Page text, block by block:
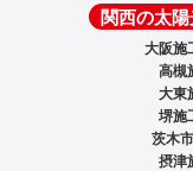
関西の太
大阪施
高槻
大東
堺施
茨木
摂津